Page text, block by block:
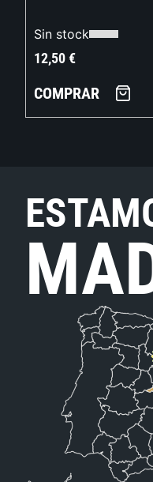
Sin stock
12,50€
COMPRAR